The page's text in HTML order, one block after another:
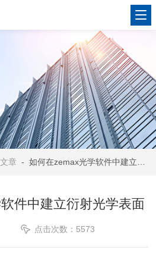
章 - 如何在zemax光学软件中建立衍射光学表面
件中建立衍射光学表面
点击次数：5573